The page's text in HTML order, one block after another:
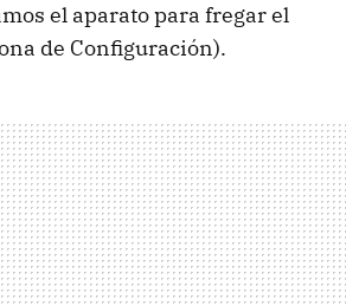
el aparato para fregar el
de Configuración).